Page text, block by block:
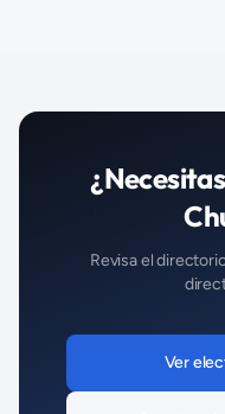
Revisa el
Ver